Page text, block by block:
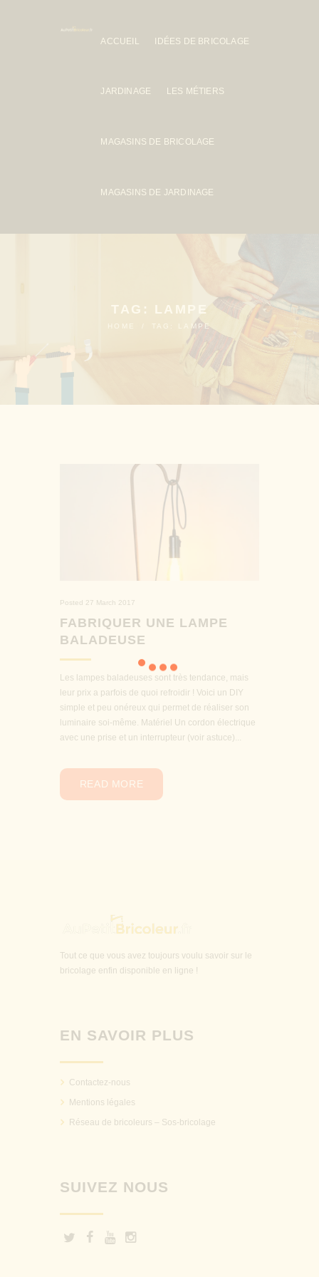
ACCUEIL IDÉES DE BRICOLAGE
JARDINAGE LES MÉTIERS
MAGASINS DE BRICOLAGE
MAGASINS DE JARDINAGE
TAG: LAMPE
HOME TAG: LAMPE
Posted 27 March 2017
FABRIQUER UNE LAMPE
BALADEUSE
Les lampes baladeuses sont très tendance, mais
leur prix a parfois de quoi refroidir ! Voici un DIY
simple et peu onéreux qui permet de réaliser son
luminaire soi-même. Matériel Un cordon électrique
avec une prise et un interrupteur (voir astuce)...
READ MORE
Tout ce que vous avez toujours voulu savoir sur le
bricolage enfin disponible en ligne !
EN SAVOIR PLUS
Contactez-nous
Mentions légales
Réseau de bricoleurs – Sos-bricolage
SUIVEZ NOUS